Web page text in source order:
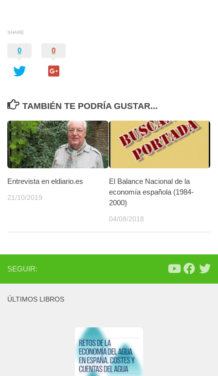
SHARE
0 0
TAMBIÉN TE PODRÍA GUSTAR...
Entrevista en eldiario.es
21/10/2019
El Balance Nacional de la
economía española (1984-
2000)
04/08/2018
SEGUIR:
ÚLTIMOS LIBROS